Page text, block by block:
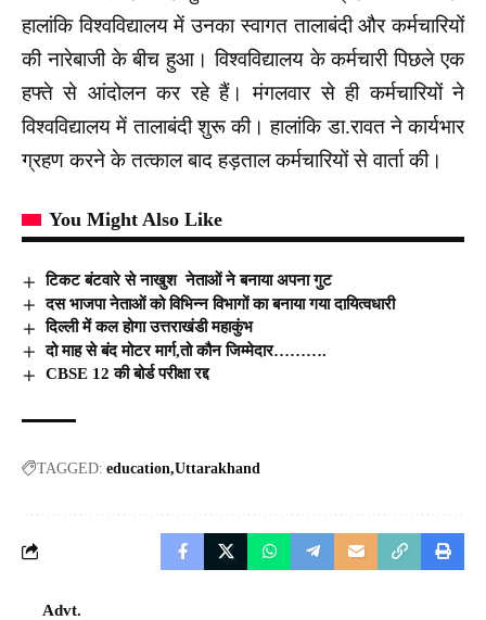
हालांकि विश्वविद्यालय में उनका स्वागत तालाबंदी और कर्मचारियों
की नारेबाजी के बीच हुआ। विश्वविद्यालय के कर्मचारी पिछले एक
हफ्ते से आंदोलन कर रहे हैं। मंगलवार से ही कर्मचारियों ने
विश्वविद्यालय में तालाबंदी शुरू की। हालांकि डा.रावत ने कार्यभार
ग्रहण करने के तत्काल बाद हड़ताल कर्मचारियों से वार्ता की।
You Might Also Like
टिकट बंटवारे से नाखुश नेताओं ने बनाया अपना गुट
दस भाजपा नेताओं को विभिन्न विभागों का बनाया गया दायित्वधारी
दिल्ली में कल होगा उत्तराखंडी महाकुंभ
दो माह से बंद मोटर मार्ग,तो कौन जिम्मेदार……….
CBSE 12 की बोर्ड परीक्षा रद्द
TAGGED: education Uttarakhand
Advt.